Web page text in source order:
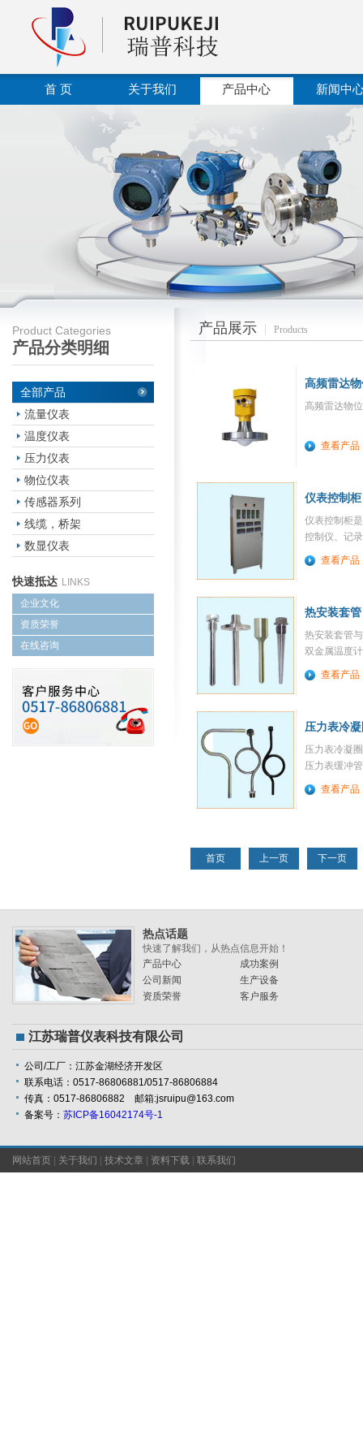
江苏瑞普仪表科技有限公司
首 页 关于我们 产品中心 新闻中
Product Categories
产品分类明细
全部产品
流量仪表
温度仪表
压力仪表
物位仪表
传感器系列
线缆，桥架
数显仪表
快速抵达 LINKS
企业文化
资质荣誉
在线咨询
产品展示 Products
高频雷达
高频雷达物
查看产品
仪表控制柜
仪表控制柜
控制仪、记
柜体。采用
观、坚固、
查看产品
热安装套管
热安装套管
双金属温度
热电阻和双
可用于高压
查看产品
压力表冷
压力表冷凝
压力表缓冲
压力表测量
件，是用来
食品、造纸
业的设备、
查看产品
首页 上一页 下一页
热点话题
快速了解我们，从热点信息开始！
产品中心
成功案例
公司新闻
生产设备
资质荣誉
客户服务
江苏瑞普仪表科技有限公司
公司/工厂：江苏金湖经济开发区
联系电话：0517-86806881/0517-86806884
传真：0517-86806882 邮箱:jsruipu@163.com
备案号： 苏ICP备16042174号-1
网站首页 关于我们 技术文章 资料下载 联系我们